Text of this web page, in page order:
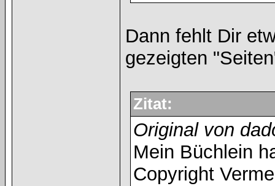
Dann fehlt Dir
gezeigten
Zitat:
Original von
Mein Büchlein
Copyright